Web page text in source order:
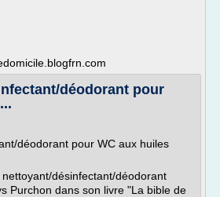
déodorant pour
déodorant pour WC aux huiles
désinfectant/déodorant
Purchon dans son livre "La bible de